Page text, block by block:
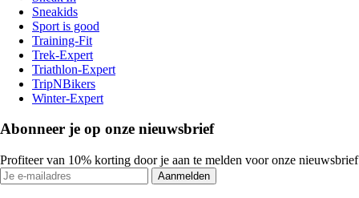
Sneakids
Sport is good
Training-Fit
Trek-Expert
Triathlon-Expert
TripNBikers
Winter-Expert
Abonneer je op onze nieuwsbrief
Profiteer van 10% korting door je aan te melden voor onze nieuwsbrief
Aanmelden